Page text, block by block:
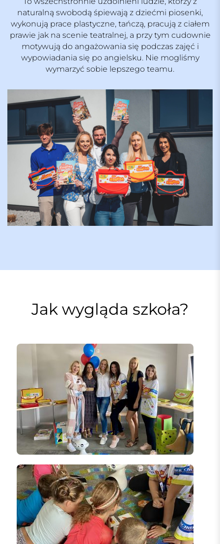
naturalną swobodą śpiewają z dziećmi piosenki,
wykonują prace plastyczne, tańczą, pracują z ciałem
prawie jak na scenie teatralnej, a przy tym cudownie
motywują do angażowania się podczas zajęć i
wypowiadania się po angielsku. Nie mogliśmy
wymarzyć sobie lepszego teamu.
Jak wygląda szkoła?